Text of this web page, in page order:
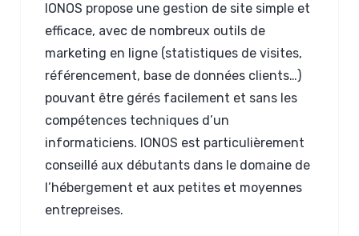
IONOS propose une gestion de site simple et
efficace, avec de nombreux outils de
marketing en ligne (statistiques de visites,
référencement, base de données clients…)
pouvant être gérés facilement et sans les
compétences techniques d’un
informaticiens. IONOS est particulièrement
conseillé aux débutants dans le domaine de
l’hébergement et aux petites et moyennes
entrepreises.